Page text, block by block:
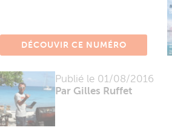
Publié le 01/08/2016
Par Gilles Ruffet
DÉCOUVIR CE NUMÉRO